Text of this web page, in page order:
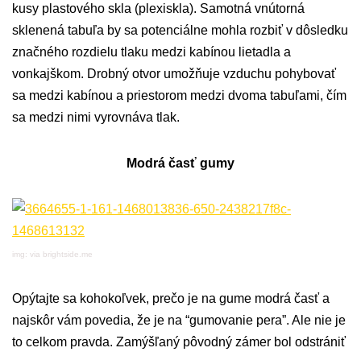
kusy plastového skla (plexiskla). Samotná vnútorná
sklenená tabuľa by sa potenciálne mohla rozbiť v dôsledku
značného rozdielu tlaku medzi kabínou lietadla a
vonkajškom. Drobný otvor umožňuje vzduchu pohybovať
sa medzi kabínou a priestorom medzi dvoma tabuľami, čím
sa medzi nimi vyrovnáva tlak.
Modrá časť gumy
img: via brightside.me
Opýtajte sa kohokoľvek, prečo je na gume modrá časť a
najskôr vám povedia, že je na “gumovanie pera”. Ale nie je
to celkom pravda. Zamýšľaný pôvodný zámer bol odstrániť